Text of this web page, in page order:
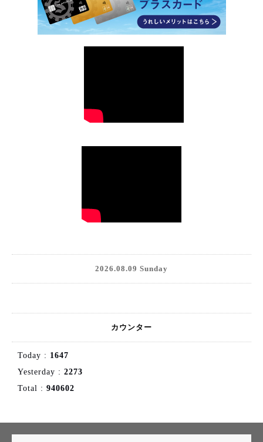
2026.08.09 Sunday
カウンター
Today : 1647
Yesterday : 2273
Total : 940602